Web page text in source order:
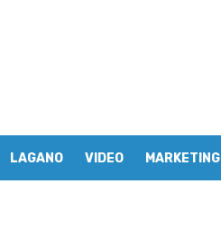
LAGANO VIDEO MARKETING